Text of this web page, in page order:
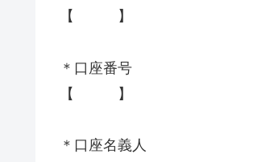
【 】
＊口座番号
【 】
＊口座名義人